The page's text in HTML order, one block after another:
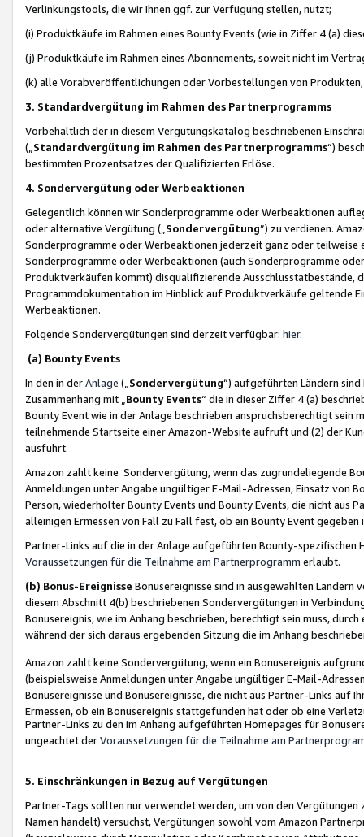
Verlinkungstools, die wir Ihnen ggf. zur Verfügung stellen, nutzt;
(i) Produktkäufe im Rahmen eines Bounty Events (wie in Ziffer 4 (a)
(j) Produktkäufe im Rahmen eines Abonnements, soweit nicht im
(k) alle Vorabveröffentlichungen oder Vorbestellungen von
3. Standardvergütung im Rahmen des Partnerprogramms
Vorbehaltlich der in diesem Vergütungskatalog beschriebenen
(„ Standardvergütung im Rahmen des Partnerprogramms“)
bestimmten Prozentsatzes der Qualifizierten Erlöse.
4. Sondervergütung oder Werbeaktionen
Gelegentlich können wir Sonderprogramme oder Werbeaktionen
oder alternative Vergütung („ Sondervergütung”) zu verdienen.
Sonderprogramme oder Werbeaktionen jederzeit ganz oder
Sonderprogramme oder Werbeaktionen (auch Sonderprogramme
Produktverkäufen kommt) disqualifizierende Ausschlusstatbestände,
Programmdokumentation im Hinblick auf Produktverkäufe geltende
Werbeaktionen.
Folgende Sondervergütungen sind derzeit verfügbar: hier.
(a) Bounty Events
In den in derAnlage („ Sondervergütung“) aufgeführten Ländern
Zusammenhang mit „ Bounty Events“ die in dieser Ziffer 4 (a)
Bounty Event wie in der Anlage beschrieben anspruchsberechtigt sein
teilnehmende Startseite einer Amazon-Website aufruft und (2) der
ausführt.
Amazon zahlt keine Sondervergütung, wenn das zugrundeliegende
Anmeldungen unter Angabe ungültiger E-Mail-Adressen, Einsatz von
Person, wiederholter Bounty Events und Bounty Events, die nicht
alleinigen Ermessen von Fall zu Fall fest, ob ein Bounty Event
Partner-Links auf die in der Anlage aufgeführten Bounty-spezifischen
Voraussetzungen für die Teilnahme am Partnerprogramm erlaubt.
(b) Bonus-Ereignisse Bonusereignisse sind in ausgewählten Ländern
diesem Abschnitt 4(b) beschriebenen Sondervergütungen in
Bonusereignis, wie im Anhang beschrieben, berechtigt sein muss,
während der sich daraus ergebenden Sitzung die im Anhang
Amazon zahlt keine Sondervergütung, wenn ein Bonusereignis
(beispielsweise Anmeldungen unter Angabe ungültiger E-Mail-
Bonusereignisse und Bonusereignisse, die nicht aus Partner-Links auf
Ermessen, ob ein Bonusereignis stattgefunden hat oder ob eine
Partner-Links zu den im Anhang aufgeführten Homepages für
ungeachtet derVoraussetzungen für die Teilnahme am
5. Einschränkungen in Bezug auf Vergütungen
Partner-Tags sollten nur verwendet werden, um von den
Namen handelt) versuchst, Vergütungen sowohl vom Amazon